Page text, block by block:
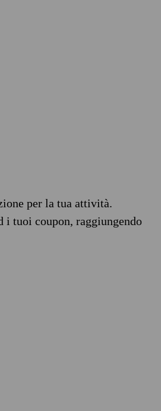
per la tua attività.
tuoi coupon, raggiungendo